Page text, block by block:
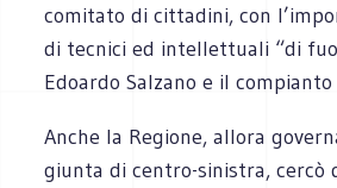
comitato di cittadini, con
di tecnici ed intellettuali “di
Edoardo Salzano e il compianto
Anche la Regione, allora
giunta di centro-sinistra, cercò